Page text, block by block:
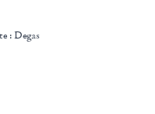
: Degas